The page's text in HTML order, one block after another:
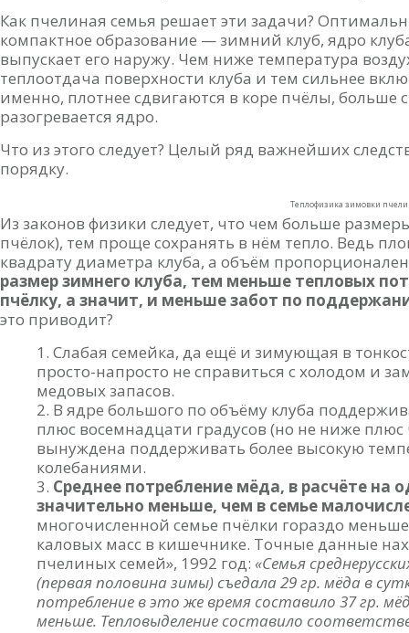
Как пчелиная семья решает эти задачи?
компактное образование — зимний клуб, ядро
выпускает его наружу. Чем ниже температура
теплоотдача поверхности клуба и тем сильнее
именно, плотнее сдвигаются в коре пчёлы, больше
разогревается ядро.
Что из этого следует? Целый ряд важнейших
порядку.
Теплофизика зимовки
Из законов физики следует, что чем больше
пчёлок), тем проще сохранять в нём тепло. Ведь
квадрату диаметра клуба, а объём
размер зимнего клуба, тем меньше тепловых
пчёлку, а значит, и меньше забот по
это приводит?
Слабая семейка, да ещё и зимующая в
просто-напросто не справиться с холодом и
медовых запасов.
В ядре большого по объёму клуба
плюс восемнадцати градусов (но не ниже
вынуждена поддерживать более высокую
колебаниями.
Среднее потребление мёда, в расчёте на
значительно меньше, чем в семье
многочисленной семье пчёлки гораздо
каловых масс в кишечнике. Точные данные
пчелиных семей», 1992 год: «Семья
(первая половина зимы) съедала 29 гр. мёда в
потребление в это же время составило 37 гр.
меньше. Тепловыделение составило